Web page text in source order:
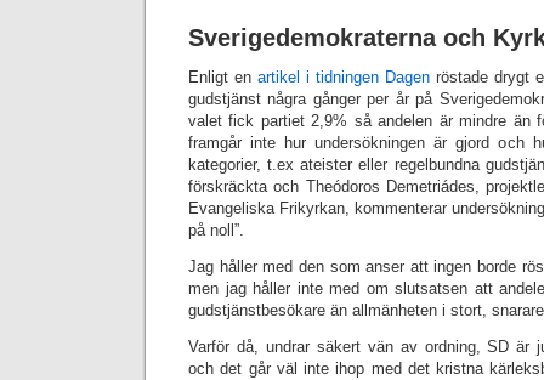
Sverigedemokraterna och
Enligt en artikel i tidningen Dagen röstade drygt
gudstjänst några gånger per år på
valet fick partiet 2,9% så andelen är mindre än
framgår inte hur undersökningen är gjord och
kategorier, t.ex ateister eller regelbundna
förskräckta och Theódoros Demetriádes,
Evangeliska Frikyrkan, kommenterar
på noll”.
Jag håller med den som anser att ingen borde
men jag håller inte med om slutsatsen att
gudstjänstbesökare än allmänheten i stort,
Varför då, undrar säkert vän av ordning, SD är
och det går väl inte ihop med det kristna